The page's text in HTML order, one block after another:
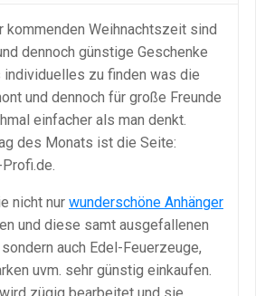
kommenden Weihnachtszeit sind
dennoch günstige Geschenke
individuelles zu finden was die
und dennoch für große Freunde
einfacher als man denkt.
des Monats ist die Seite:
nicht nur wunderschöne Anhänger
und diese samt ausgefallenen
auch Edel-Feuerzeuge,
uvm. sehr günstig einkaufen.